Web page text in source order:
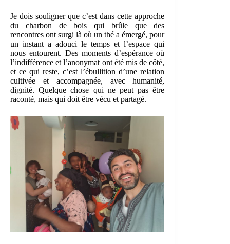
Je dois souligner que c’est dans cette approche
du charbon de bois qui brûle que des
rencontres ont surgi là où un thé a émergé, pour
un instant a adouci le temps et l’espace qui
nous entourent. Des moments d’espérance où
l’indifférence et l’anonymat ont été mis de côté,
et ce qui reste, c’est l’ébullition d’une relation
cultivée et accompagnée, avec humanité,
dignité. Quelque chose qui ne peut pas être
raconté, mais qui doit être vécu et partagé.